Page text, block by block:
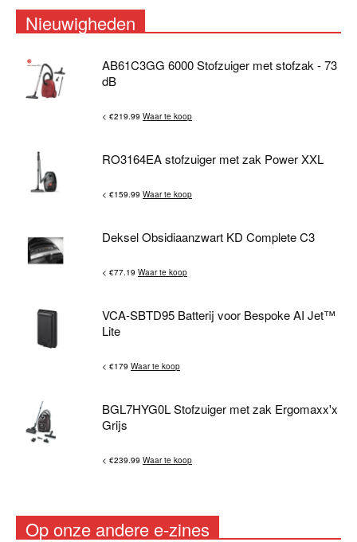
Nieuwigheden
AB61C3GG 6000 Stofzuiger met stofzak - 73
dB
< €219.99 Waar te koop
RO3164EA stofzuiger met zak Power XXL
< €159.99 Waar te koop
Deksel Obsidiaanzwart KD Complete C3
< €77.19 Waar te koop
VCA-SBTD95 Batterij voor Bespoke AI Jet™
Lite
< €179 Waar te koop
BGL7HYG0L Stofzuiger met zak Ergomaxx'x
Grijs
< €239.99 Waar te koop
Op onze andere e-zines